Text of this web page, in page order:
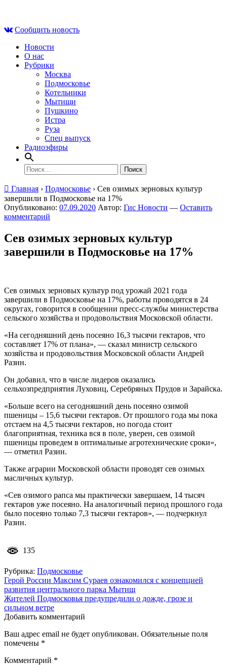
contentСообщить новость
Новости
О нас
Рубрики
Москва
Подмосковье
Котельники
Мытищи
Пушкино
Истра
Руза
Спец выпуск
Радиоэфиры
Найти:
Главная › Подмосковье › Сев озимых зерновых культур
завершили в Подмосковье на 17%
Опубликовано: 07.09.2020 Автор: Гис Новости — Оставить
комментарий
Сев озимых зерновых культур
завершили в Подмосковье на 17%
Сев озимых зерновых культур под урожай 2021 года
завершили в Подмосковье на 17%, работы проводятся в 24
округах, говорится в сообщении пресс-службы министерства
сельского хозяйства и продовольствия Московской области.
«На сегодняшний день посеяно 16,3 тысячи гектаров, что
составляет 17% от плана», — сказал министр сельского
хозяйства и продовольствия Московской области Андрей
Разин.
Он добавил, что в числе лидеров оказались
сельхозпредприятия Луховиц, Серебряных Прудов и Зарайска.
«Больше всего на сегодняшний день посеяно озимой
пшеницы – 15,6 тысячи гектаров. От прошлого года мы пока
отстаем на 4,5 тысячи гектаров, но погода стоит
благоприятная, техника вся в поле, уверен, сев озимой
пшеницы проведем в оптимальные агротехнические сроки»,
— отметил Разин.
Также аграрии Московской области проводят сев озимых
масличных культур.
«Сев озимого рапса мы практически завершаем, 14 тысяч
гектаров уже посеяно. На аналогичный период прошлого года
было посеяно только 7,3 тысячи гектаров», — подчеркнул
Разин.
135
Рубрика: Подмосковье
Навигация
по
записям
Герой России Максим Сураев ознакомился с концепцией
развития центрального парка Мытищ
Жителей Подмосковья предупредили о дожде, грозе и
сильном ветре
Добавить комментарий
Ваш адрес email не будет опубликован. Обязательные поля
помечены *
Комментарий *